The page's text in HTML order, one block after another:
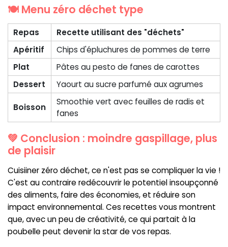
🍽️ Menu zéro déchet type
Repas
Recette utilisant des "déchets"
Apéritif
Chips d'épluchures de pommes de terre
Plat
Pâtes au pesto de fanes de carottes
Dessert
Yaourt au sucre parfumé aux agrumes
Boisson
Smoothie vert avec feuilles de radis et
fanes
💚 Conclusion : moindre gaspillage, plus
de plaisir
Cuisiiner zéro déchet, ce n'est pas se compliquer la vie !
C'est au contraire redécouvrir le potentiel insoupçonné
des aliments, faire des économies, et réduire son
impact environnemental. Ces recettes vous montrent
que, avec un peu de créativité, ce qui partait à la
poubelle peut devenir la star de vos repas.